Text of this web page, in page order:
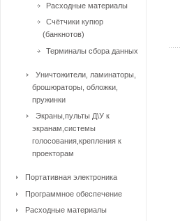
Расходные материалы
Счётчики купюр
(банкнотов)
Терминалы сбора данных
Уничтожители, ламинаторы,
брошюраторы, обложки,
пружинки
Экраны,пульты Д\У к
экранам,системы
голосования,крепления к
проекторам
Портативная электроника
Программное обеспечение
Расходные материалы